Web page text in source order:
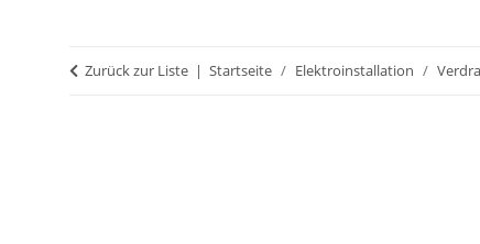
Zurück zur Liste Startseite Elektroinstallation